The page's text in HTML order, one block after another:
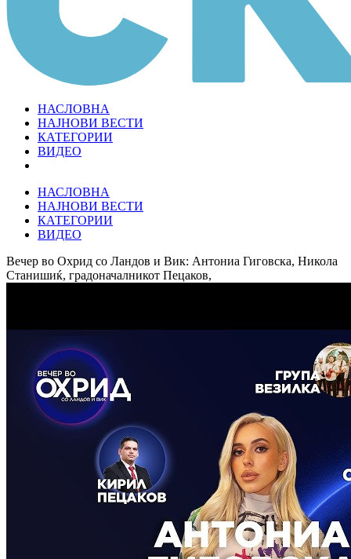
НАСЛОВНА
НАЈНОВИ ВЕСТИ
КАТЕГОРИИ
ВИДЕО
НАСЛОВНА
НАЈНОВИ ВЕСТИ
КАТЕГОРИИ
ВИДЕО
Вечер во Охрид со Ландов и Вик: Антониа Гиговска, Никола
Станишиќ, градоначалникот Пецаков,